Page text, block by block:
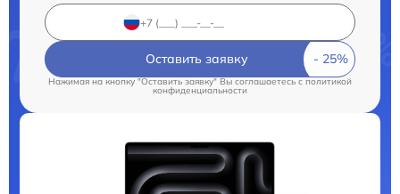
Оставить заявку
Нажимая на кнопку "Оставить заявку" Вы соглашаетесь cполитикой
конфиденциальности